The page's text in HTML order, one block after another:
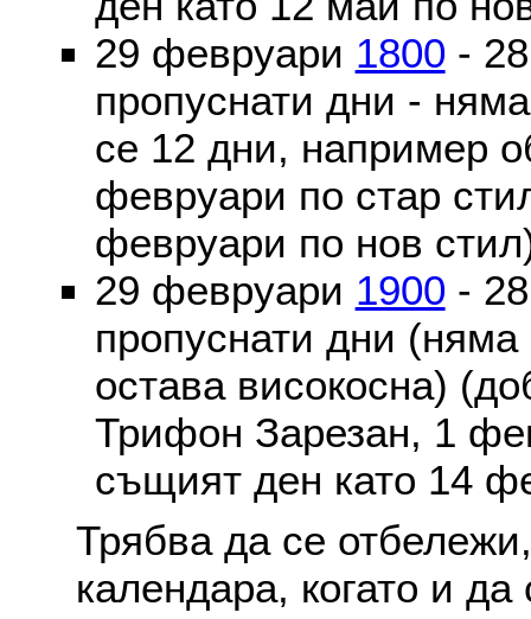
29 февруари 1800 -
пропуснати дни -
се 12 дни, например
февруари по стар
февруари по нов
29 февруари 1900 -
пропуснати дни
остава високосна)
Трифон Зарезан, 1
същият ден като 14
Трябва да се
календара, когато и